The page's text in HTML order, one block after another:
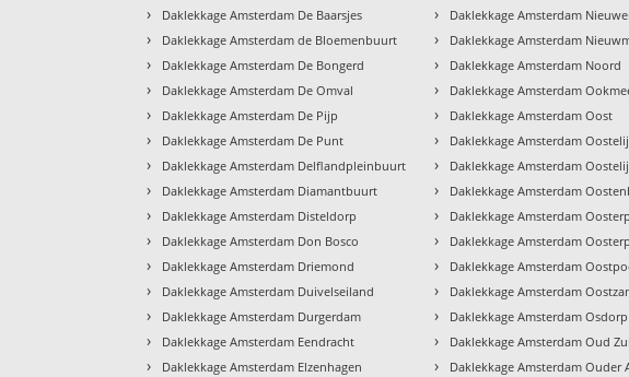
› Daklekkage Amsterdam De Baarsjes
› Daklekkage Amsterdam de Bloemenbuurt
› Daklekkage Amsterdam De Bongerd
› Daklekkage Amsterdam De Omval
› Daklekkage Amsterdam De Pijp
› Daklekkage Amsterdam De Punt
› Daklekkage Amsterdam Delflandpleinbuurt
› Daklekkage Amsterdam Diamantbuurt
› Daklekkage Amsterdam Disteldorp
› Daklekkage Amsterdam Don Bosco
› Daklekkage Amsterdam Driemond
› Daklekkage Amsterdam Duivelseiland
› Daklekkage Amsterdam Durgerdam
› Daklekkage Amsterdam Eendracht
› Daklekkage Amsterdam Elzenhagen
› Daklekkage Amsterdam
› Daklekkage Amsterdam
› Daklekkage Amsterdam Noord
› Daklekkage Amsterdam
› Daklekkage Amsterdam Oost
› Daklekkage Amsterdam
› Daklekkage Amsterdam
› Daklekkage Amsterdam
› Daklekkage Amsterdam
› Daklekkage Amsterdam
› Daklekkage Amsterdam
› Daklekkage Amsterdam
› Daklekkage Amsterdam Osdorp
› Daklekkage Amsterdam Oud
› Daklekkage Amsterdam Ouder